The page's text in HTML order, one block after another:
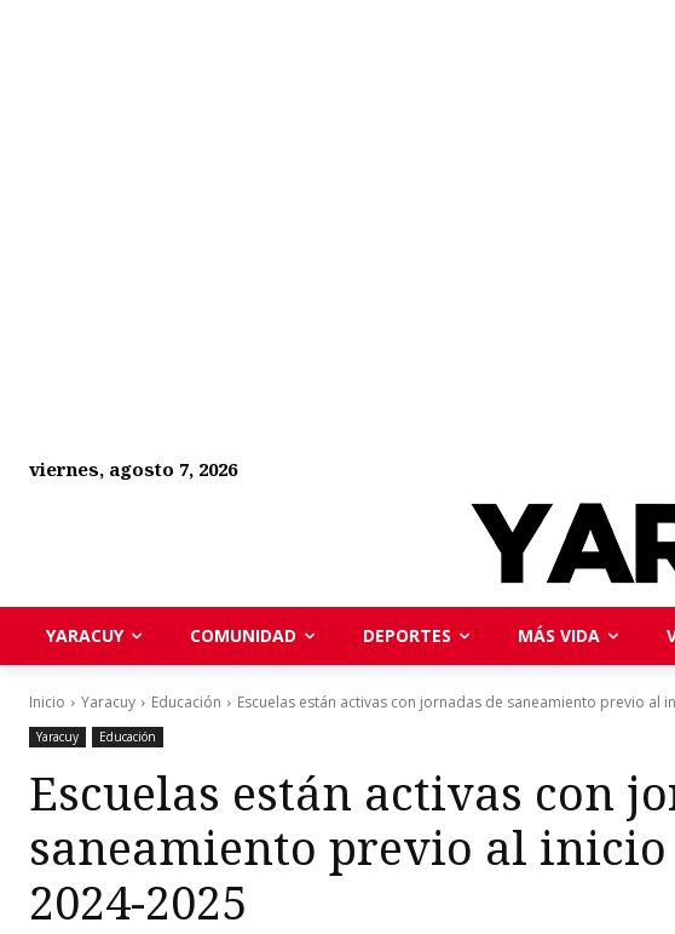
viernes, agosto 7, 2026
YARACUY COMUNIDAD DEPORTES MÁS VIDA
Inicio Yaracuy Educación Escuelas están activas con jornadas de saneamiento previo al
Yaracuy Educación
Escuelas están activas con
saneamiento previo al
2024-2025